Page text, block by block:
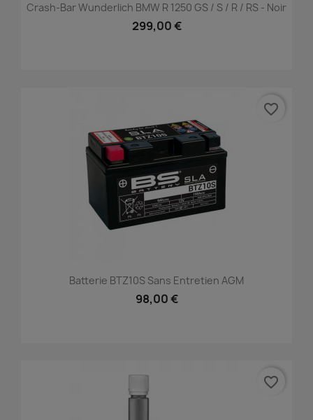
Crash-Bar Wunderlich BMW R 1250 GS / S / R / RS - Noir
299,00 €
Batterie BTZ10S Sans Entretien AGM
98,00 €
favorite_border
favorite_border